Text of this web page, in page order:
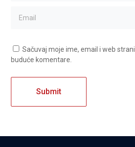
Sačuvaj moje ime, email i web
buduće komentare.